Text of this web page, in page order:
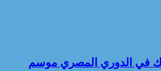
في الدوري المصري موسم